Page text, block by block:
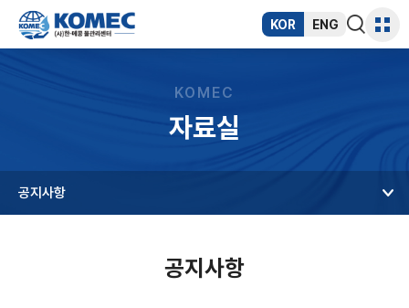
반복영역
건너뛰기
KOR ENG
통합검색
열기
사이트
맵
KOMEC
자료실
공지사항
공지사항